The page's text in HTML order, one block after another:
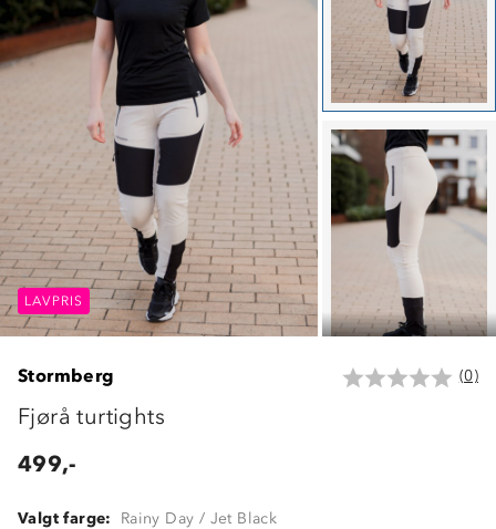
LAVPRIS LAVPRIS
LAVPRIS
Stormberg (0)
Fjørå turtights
499,-
Valgt farge: Rainy Day / Jet Black